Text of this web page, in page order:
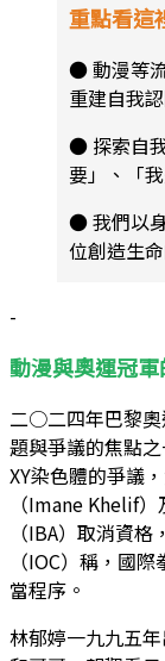
重點看這
● 動漫等
重建自我
● 探索自
要」、「
● 我們以
位創造生
-
動漫與奧運冠
二○二四年巴黎奧
題與爭議的焦點
XY染色體的爭議
（Imane Khelif
（IBA）取消資
（IOC）稱，國
當程序。
林郁婷一九九五